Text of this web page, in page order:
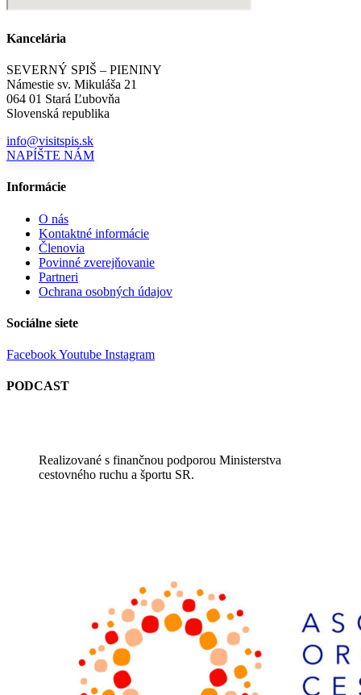
Kancelária
SEVERNÝ SPIŠ – PIENINY
Námestie sv. Mikuláša 21
064 01 Stará Ľubovňa
Slovenská republika
info@visitspis.sk
NAPÍŠTE NÁM
Informácie
O nás
Kontaktné informácie
Členovia
Povinné zverejňovanie
Partneri
Ochrana osobných údajov
Sociálne siete
FacebookYoutube Instagram
PODCAST
Realizované s finančnou podporou Ministerstva
cestovného ruchu a športu SR.